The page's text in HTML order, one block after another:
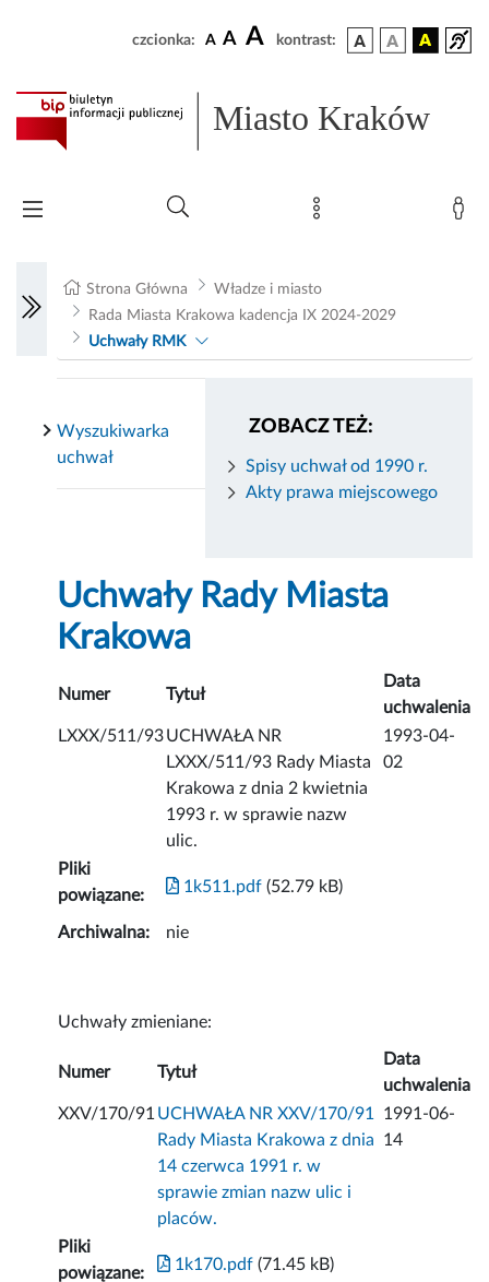
czcionka: A A A kontrast:
Miasto Kraków
Strona Główna
Władze i miasto
Rada Miasta Krakowa kadencja IX 2024-2029
Uchwały RMK
ZOBACZ TEŻ:
Spisy uchwał od 1990 r.
Akty prawa miejscowego
Wyszukiwarka
uchwał
Uchwały Rady Miasta
Krakowa
Numer Tytuł
Data
uchwalenia
LXXX/511/93UCHWAŁA NR
LXXX/511/93 Rady Miasta
Krakowa z dnia 2 kwietnia
1993 r. w sprawie nazw
ulic.
1993-04-
02
Pliki
powiązane:
1k511.pdf (52.79 kB)
Archiwalna: nie
Uchwały zmieniane:
Numer Tytuł
Data
uchwalenia
XXV/170/91 UCHWAŁA NR XXV/170/91
Rady Miasta Krakowa z dnia
14 czerwca 1991 r. w
sprawie zmian nazw ulic i
placów.
1991-06-
14
Pliki
powiązane:
1k170.pdf (71.45 kB)